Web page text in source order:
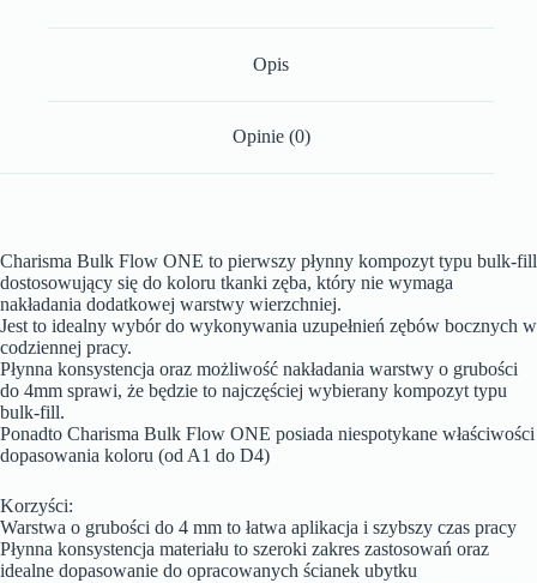
Opis
Opinie (0)
Charisma Bulk Flow ONE to pierwszy płynny kompozyt typu bulk-fill
dostosowujący się do koloru tkanki zęba, który nie wymaga
nakładania dodatkowej warstwy wierzchniej.
Jest to idealny wybór do wykonywania uzupełnień zębów bocznych w
codziennej pracy.
Płynna konsystencja oraz możliwość nakładania warstwy o grubości
do 4mm sprawi, że będzie to najczęściej wybierany kompozyt typu
bulk-fill.
Ponadto Charisma Bulk Flow ONE posiada niespotykane właściwości
dopasowania koloru (od A1 do D4)
Korzyści:
Warstwa o grubości do 4 mm to łatwa aplikacja i szybszy czas pracy
Płynna konsystencja materiału to szeroki zakres zastosowań oraz
idealne dopasowanie do opracowanych ścianek ubytku